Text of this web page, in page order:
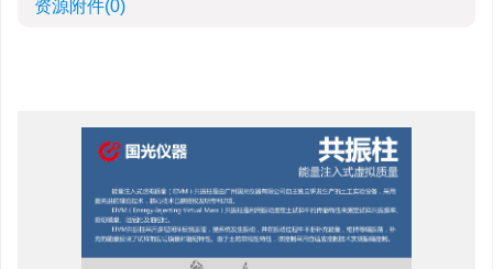
资源附件(0)